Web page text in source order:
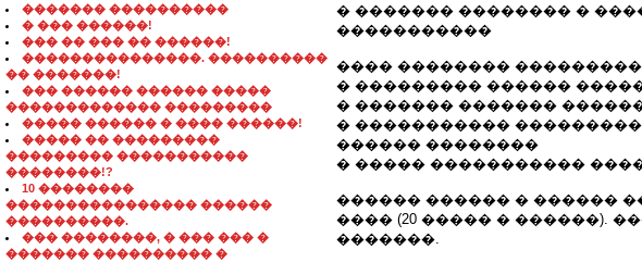
������� ����������
� ��� ������!
��� �� ��� �� ������!
���������������. ����������
�� �������!
��� ������ ������ �����
������������� ���������
����� ������ � ���� ������!
����� �� ���������
��������� �����������
��������!?
10 ��������
���������������� ������
����������.
��� ��������, � ��� ��� �
������� ���������� �
� ������� �������� �
�����������
���� ��������
� ��������� ������
� ������� �������
� �����������
������ ��������
� ����� �����������
������ ������ � ������
���� (20 ����� � ������).
�������.